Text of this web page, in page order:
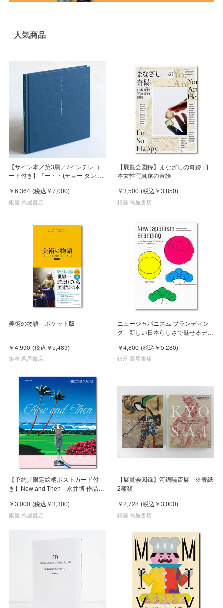
人気商品
【サイン本／第3刷／7インチレコ
ード付き】「ー・・(チョー タン タ
￥6,364 (税込 ￥7,000)
銀座 蔦屋書店
【展覧会図録】まなざしの奇跡 日
本女性写真家の冒険
￥3,500 (税込 ￥3,850)
銀座 蔦屋書店
美術の物語 ポケット版
￥4,990 (税込 ￥5,489)
銀座 蔦屋書店
ニュージャパニズム ブランディン
グ 新しい日本らしさで魅せるデザ
￥4,800 (税込 ￥5,280)
銀座 蔦屋書店
【予約／限定絵柄ポストカード付
き】Now and Then 永井博 作品
￥3,000 (税込 ￥3,300)
銀座 蔦屋書店
【展覧会図録】河鍋暁斎展 ※表紙
2種類
￥2,728 (税込 ￥3,000)
銀座 蔦屋書店